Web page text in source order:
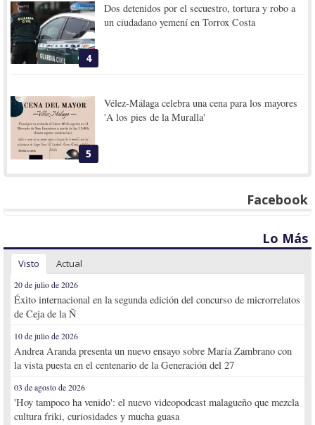
4
Dos detenidos por el secuestro, tortura y robo a
un ciudadano yemení en Torrox Costa
5
Vélez-Málaga celebra una cena para los mayores
'A los pies de la Muralla'
Facebook
Lo Más
Visto Actual
20 de julio de 2026
Éxito internacional en la segunda edición del concurso de microrrelatos
de Ceja de la Ñ
10 de julio de 2026
Andrea Aranda presenta un nuevo ensayo sobre María Zambrano con
la vista puesta en el centenario de la Generación del 27
03 de agosto de 2026
'Hoy tampoco ha venido': el nuevo videopodcast malagueño que mezcla
cultura friki, curiosidades y mucha guasa